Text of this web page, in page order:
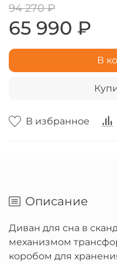
В избранное
94 270 ₽
65 990 ₽
В
Описание
Диван для сна в
механизмом
коробом для